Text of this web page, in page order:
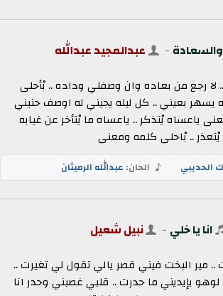
والسعادة - عبدالمجيد عبدالله
لا رجع من بعاده وان وصفلي وداده .. بْأحلى
بعيني .. كل ليله يجيني له اوصف حنيني
ياعساه يْتذكر .. ياعساه ما يْتأخر عن غيابه
يْتعذر .. بْاحلى كلمه ومعنى
الحديبي الحان: عبدالله الرميثان
انا يا خلي - نبيل شعيل
.. مير البخت فيني قصر يالي تقول لي تغيرت ..
لوهو بإيديني ما حدرت .. قلبي غصبني وحدر انا